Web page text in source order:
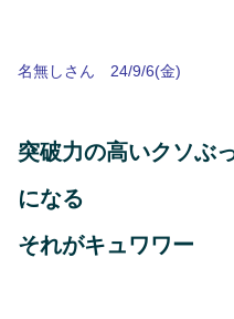
名無しさん 24/9/6(金)
突破力の高いクソぶ
になる
それがキュワワー